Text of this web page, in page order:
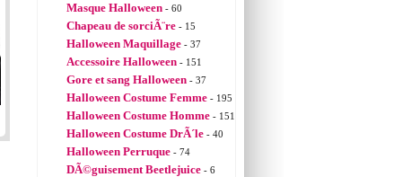
Masque Halloween - 60
Chapeau de sorciÃ¨re - 15
Halloween Maquillage - 37
Accessoire Halloween - 151
Gore et sang Halloween - 37
Halloween Costume Femme - 195
Halloween Costume Homme - 151
Halloween Costume DrÃ´le - 40
Halloween Perruque - 74
DÃ©guisement Beetlejuice - 6